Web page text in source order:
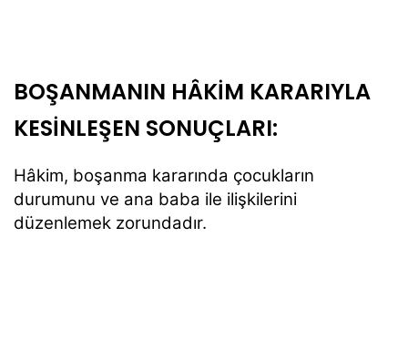
BOŞANMANIN HÂKİM KARARIYLA
KESİNLEŞEN SONUÇLARI:
Hâkim, boşanma kararında çocukların
durumunu ve ana baba ile ilişkilerini
düzenlemek zorundadır.